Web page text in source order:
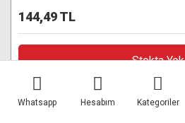
144,49 TL
Stokta Yok
Stokta Yok
Whatsapp Hesabım Kategoriler